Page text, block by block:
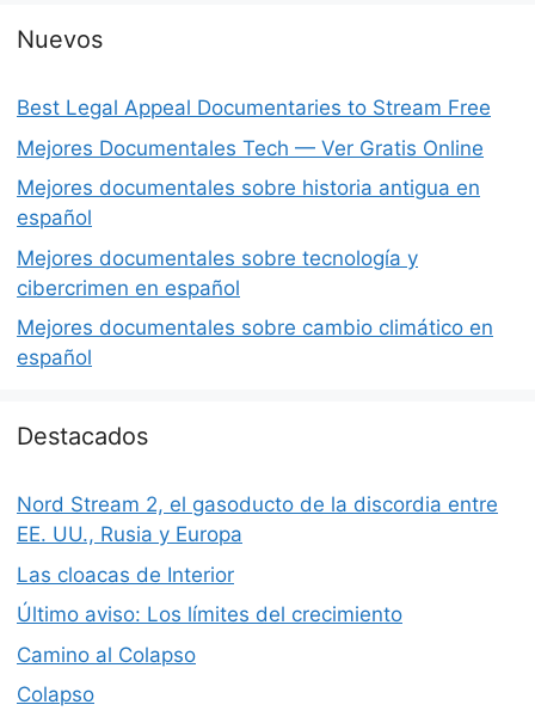
Nuevos
Best Legal Appeal Documentaries to Stream Free
Mejores Documentales Tech — Ver Gratis Online
Mejores documentales sobre historia antigua en
español
Mejores documentales sobre tecnología y
cibercrimen en español
Mejores documentales sobre cambio climático en
español
Destacados
Nord Stream 2, el gasoducto de la discordia entre
EE. UU., Rusia y Europa
Las cloacas de Interior
Último aviso: Los límites del crecimiento
Camino al Colapso
Colapso